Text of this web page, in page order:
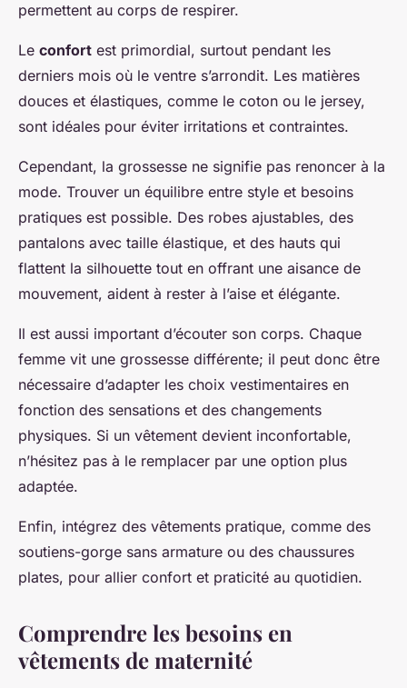
permettent au corps de respirer.
Le confort est primordial, surtout pendant les
derniers mois où le ventre s’arrondit. Les matières
douces et élastiques, comme le coton ou le jersey,
sont idéales pour éviter irritations et contraintes.
Cependant, la grossesse ne signifie pas renoncer à la
mode. Trouver un équilibre entre style et besoins
pratiques est possible. Des robes ajustables, des
pantalons avec taille élastique, et des hauts qui
flattent la silhouette tout en offrant une aisance de
mouvement, aident à rester à l’aise et élégante.
Il est aussi important d’écouter son corps. Chaque
femme vit une grossesse différente; il peut donc être
nécessaire d’adapter les choix vestimentaires en
fonction des sensations et des changements
physiques. Si un vêtement devient inconfortable,
n’hésitez pas à le remplacer par une option plus
adaptée.
Enfin, intégrez des vêtements pratique, comme des
soutiens-gorge sans armature ou des chaussures
plates, pour allier confort et praticité au quotidien.
Comprendre les besoins en
vêtements de maternité